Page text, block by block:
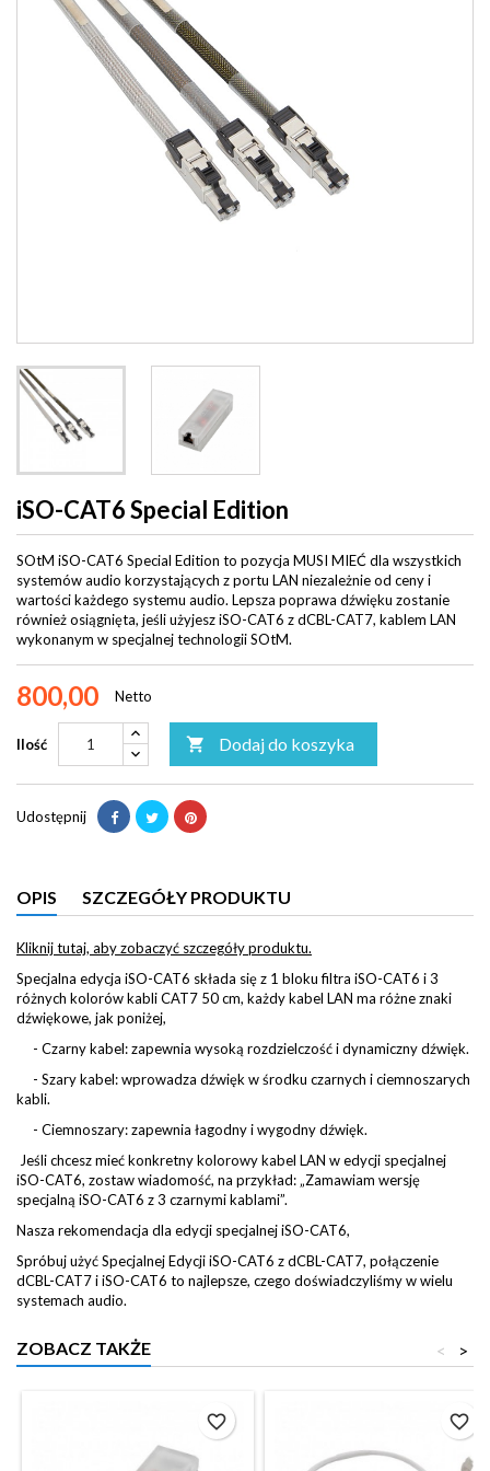
iSO-CAT6 Special Edition
SOtM iSO-CAT6 Special Edition to pozycja MUSI MIEĆ dla wszystkich
systemów audio korzystających z portu LAN niezależnie od ceny i
wartości każdego systemu audio. Lepsza poprawa dźwięku zostanie
również osiągnięta, jeśli użyjesz iSO-CAT6 z dCBL-CAT7, kablem LAN
wykonanym w specjalnej technologii SOtM.
800,00 Netto
Ilość  Dodaj do koszyka
Udostępnij
OPIS SZCZEGÓŁY PRODUKTU
Kliknij tutaj, aby zobaczyć szczegóły produktu.
Specjalna edycja iSO-CAT6 składa się z 1 bloku filtra iSO-CAT6 i 3
różnych kolorów kabli CAT7 50 cm, każdy kabel LAN ma różne znaki
dźwiękowe, jak poniżej,
- Czarny kabel: zapewnia wysoką rozdzielczość i dynamiczny dźwięk.
- Szary kabel: wprowadza dźwięk w środku czarnych i ciemnoszarych
kabli.
- Ciemnoszary: zapewnia łagodny i wygodny dźwięk.
Jeśli chcesz mieć konkretny kolorowy kabel LAN w edycji specjalnej
iSO-CAT6, zostaw wiadomość, na przykład: „Zamawiam wersję
specjalną iSO-CAT6 z 3 czarnymi kablami”.
Nasza rekomendacja dla edycji specjalnej iSO-CAT6,
Spróbuj użyć Specjalnej Edycji iSO-CAT6 z dCBL-CAT7, połączenie
dCBL-CAT7 i iSO-CAT6 to najlepsze, czego doświadczyliśmy w wielu
systemach audio.
ZOBACZ TAKŻE >
<
favorite_border favorite_border